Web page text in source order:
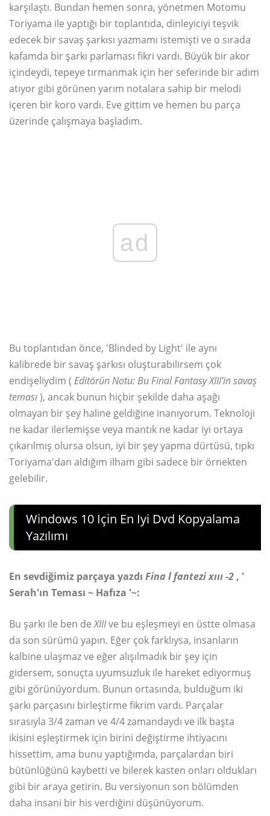
karşılaştı. Bundan hemen sonra, yönetmen Motomu
Toriyama ile yaptığı bir toplantıda, dinleyiciyi teşvik
edecek bir savaş şarkısı yazmamı istemişti ve o sırada
kafamda bir şarkı parlaması fikri vardı. Büyük bir akor
içindeydi, tepeye tırmanmak için her seferinde bir adım
atıyor gibi görünen yarım notalara sahip bir melodi
içeren bir koro vardı. Eve gittim ve hemen bu parça
üzerinde çalışmaya başladım.
ad
Bu toplantıdan önce, 'Blinded by Light' ile aynı
kalibrede bir savaş şarkısı oluşturabilirsem çok
endişeliydim ( Editörün Notu: Bu Final Fantasy XIII'in savaş
teması), ancak bunun hiçbir şekilde daha aşağı
olmayan bir şey haline geldiğine inanıyorum. Teknoloji
ne kadar ilerlemişse veya mantık ne kadar iyi ortaya
çıkarılmış olursa olsun, iyi bir şey yapma dürtüsü, tıpkı
Toriyama'dan aldığım ilham gibi sadece bir örnekten
gelebilir.
Windows 10 Için En Iyi Dvd Kopyalama
Yazılımı
En sevdiğimiz parçaya yazdı Fina l fantezi xııı-2 , '
Serah'ın Teması ~ Hafıza '~:
Bu şarkı ile ben deXIIIve bu eşleşmeyi en üstte olmasa
da son sürümü yapın. Eğer çok farklıysa, insanların
kalbine ulaşmaz ve eğer alışılmadık bir şey için
gidersem, sonuçta uyumsuzluk ile hareket ediyormuş
gibi görünüyordum. Bunun ortasında, bulduğum iki
şarkı parçasını birleştirme fikrim vardı. Parçalar
sırasıyla 3/4 zaman ve 4/4 zamandaydı ve ilk başta
ikisini eşleştirmek için birini değiştirme ihtiyacını
hissettim, ama bunu yaptığımda, parçalardan biri
bütünlüğünü kaybetti ve bilerek kasten onları oldukları
gibi bir araya getirin. Bu versiyonun son bölümden
daha insani bir his verdiğini düşünüyorum.